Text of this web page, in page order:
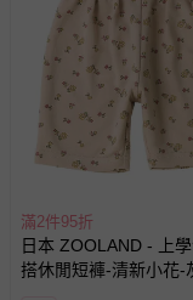
滿2件95折
日本 ZOOLAND - 上
搭休閒短褲-清新小花-